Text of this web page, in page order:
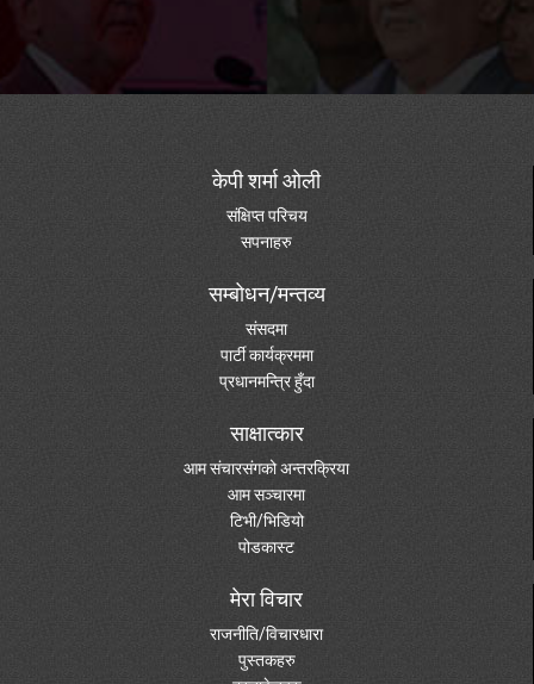
केपी शर्मा ओली
संक्षिप्त परिचय
सपनाहरु
सम्बोधन/मन्तव्य
संसदमा
पार्टी कार्यक्रममा
प्रधानमन्त्रि हुँदा
साक्षात्कार
आम संचारसंगको अन्तरक्रिया
आम सञ्चारमा
टिभी/भिडियो
पोडकास्ट
मेरा विचार
राजनीति/विचारधारा
पुस्तकहरु